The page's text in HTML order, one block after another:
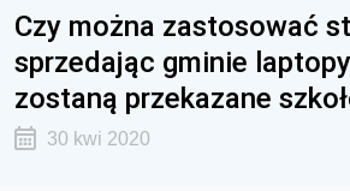
Czy można zastosować
sprzedając gminie
zostaną przekazane
30 kwi 2020